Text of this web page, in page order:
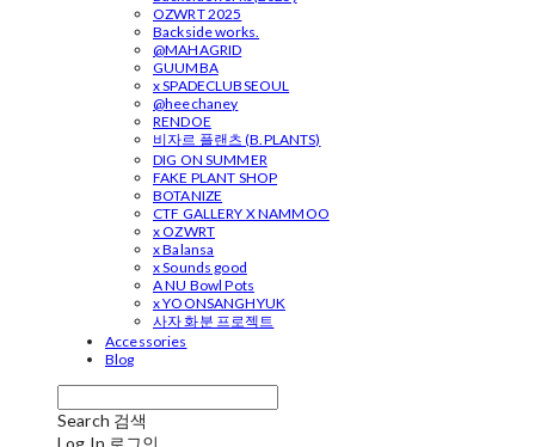
OZWRT 2025
Backside works.
@MAHAGRID
GUUMBA
x SPADECLUBSEOUL
@heechaney
RENDOE
비자르 플랜츠 (B.PLANTS)
DIG ON SUMMER
FAKE PLANT SHOP
BOTANIZE
CTF GALLERY X NAMMOO
x OZWRT
x Balansa
x Sounds good
A NU Bowl Pots
x YOONSANGHYUK
사자 화분 프로젝트
Accessories
Blog
Search 검색